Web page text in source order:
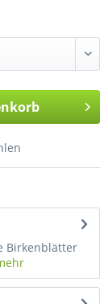
Birkenblätter